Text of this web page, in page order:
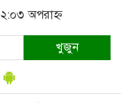
অপরাহ্ন
খুজুন